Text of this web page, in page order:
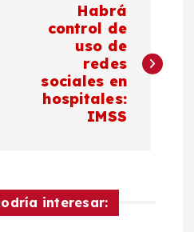
Habrá
control de
uso de
redes
sociales en
hospitales:
IMSS
interesar: